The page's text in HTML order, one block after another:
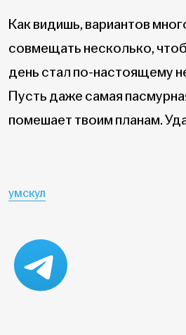
Как видишь, вариантов
совмещать несколько,
день стал по-настоящему
Пусть даже самая
помешает твоим планам.
умскул